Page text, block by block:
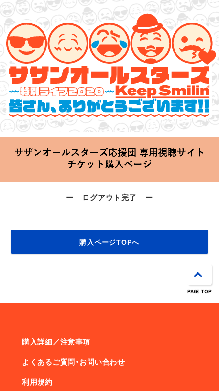
サザンオールスターズ 特別ライブ 2020
「Keep Smilin’～皆さん、ありがとうございます!!～」
2020.06.25 Thu 20:00 Start at 横浜アリーナ
ー ログアウト完了 ー
購入ページTOPへ
購入詳細／注意事項
よくあるご質問・お問い合わせ
利用規約
PAGE TOP